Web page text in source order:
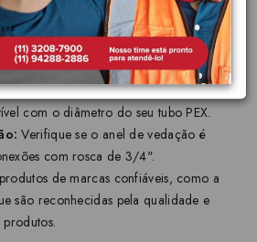
DUR70 DN16 x 3/4" PEX Amanco
(DN):Certifique-se de que o anel de
com o diâmetro do seu tubo PEX.
Verifique se o anel de vedação é
com rosca de 3/4".
de marcas confiáveis, como a
são reconhecidas pela qualidade e
produtos.